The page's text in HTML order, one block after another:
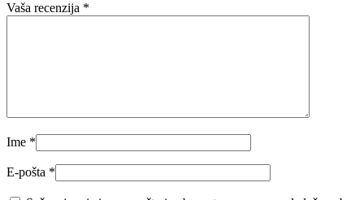
Vaša recenzija *
Ime *
E-pošta *